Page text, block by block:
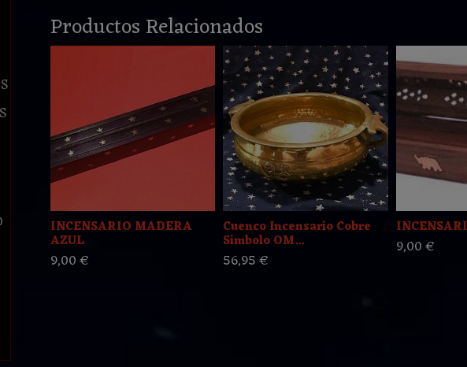
Productos Relacionados
INCENSARIO MADERA
AZUL
9,00 €
Cuenco Incensario Cobre
Simbolo OM...
56,95 €
9,00 €